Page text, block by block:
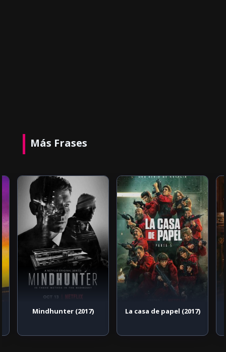
Más Frases
Mindhunter (2017) La casa de papel (2017)